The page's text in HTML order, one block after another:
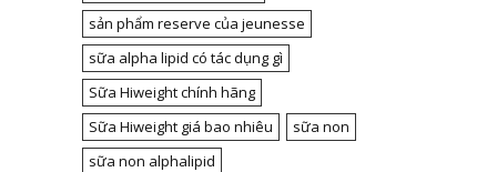
sản phẩm reserve của jeunesse
sữa alpha lipid có tác dụng gì
Sữa Hiweight chính hãng
Sữa Hiweight giá bao nhiêu
sữa non
sữa non alphalipid